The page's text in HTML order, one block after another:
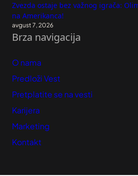
Zvezda ostaje bez važnog igrača:
na Amerikanca!
avgust 7, 2026
Brza navigacija
O nama
Predloži Vest
Pretplatite se na vesti
Karijera
Marketing
Kontakt